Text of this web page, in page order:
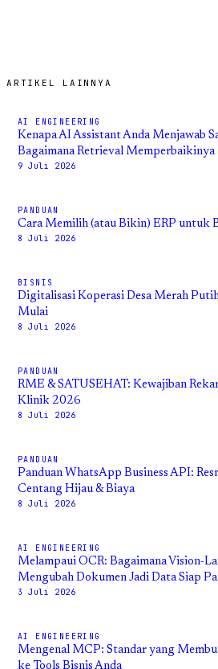
ARTIKEL LAINNYA
AI ENGINEERING
Kenapa AI Assistant Anda Menjawab
Bagaimana Retrieval Memperbaikinya
9 Juli 2026
PANDUAN
Cara Memilih (atau Bikin) ERP untuk
8 Juli 2026
BISNIS
Digitalisasi Koperasi Desa Merah
Mulai
8 Juli 2026
PANDUAN
RME & SATUSEHAT: Kewajiban
Klinik 2026
8 Juli 2026
PANDUAN
Panduan WhatsApp Business API:
Centang Hijau & Biaya
8 Juli 2026
AI ENGINEERING
Melampaui OCR: Bagaimana Vision-
Mengubah Dokumen Jadi Data Siap
3 Juli 2026
AI ENGINEERING
Mengenal MCP: Standar yang
ke Tools Bisnis Anda